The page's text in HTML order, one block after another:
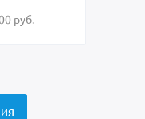
руб.